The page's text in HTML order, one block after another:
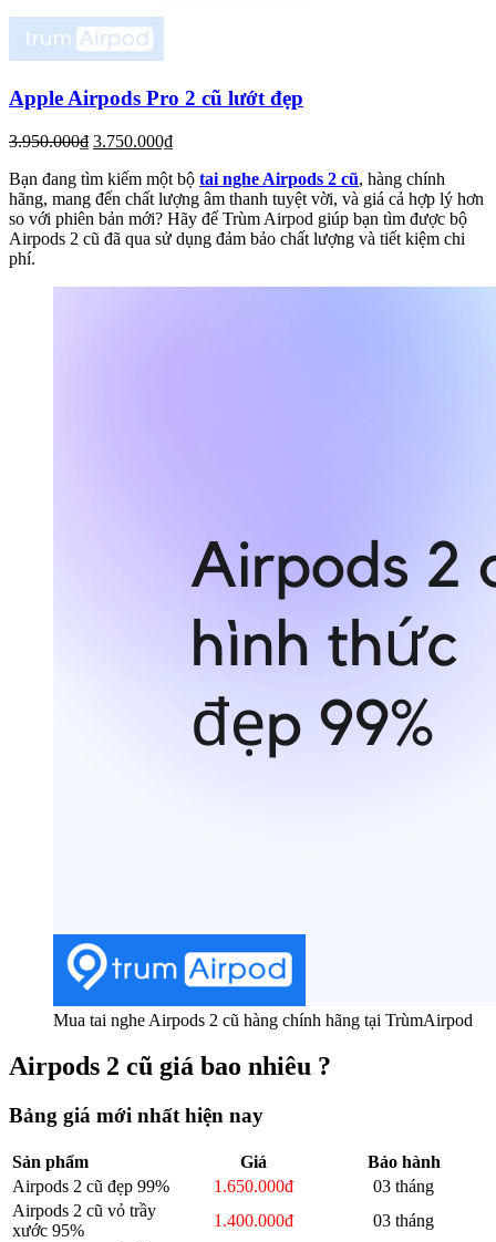
Apple Airpods Pro 2 cũ lướt đẹp
3.950.000₫ 3.750.000₫
Bạn đang tìm kiếm một bộ tai nghe Airpods 2 cũ, hàng chính
hãng, mang đến chất lượng âm thanh tuyệt vời, và giá cả hợp lý hơn
so với phiên bản mới? Hãy để Trùm Airpod giúp bạn tìm được bộ
Airpods 2 cũ đã qua sử dụng đảm bảo chất lượng và tiết kiệm chi
phí.
Mua tai nghe Airpods 2 cũ hàng chính hãng tại TrùmAirpod
Airpods 2 cũ giá bao nhiêu ?
Bảng giá mới nhất hiện nay
Sản phẩm Giá
Bảo hành
Airpods 2 cũ đẹp 99%
1.650.000đ
03 tháng
Airpods 2 cũ vỏ trầy
xước 95%
1.400.000đ
03 tháng